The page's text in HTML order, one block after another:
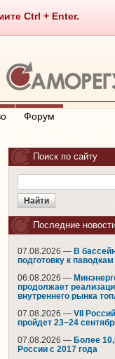
Ctrl + Enter.
Форум
Поиск по сайту
Последние
07.08.2026 — В
подготовку к паводкам
06.08.2026 —
продолжает
внутреннего рынка
07.08.2026 — VII
пройдет 23−24
07.08.2026 — Более
России с 2017 года